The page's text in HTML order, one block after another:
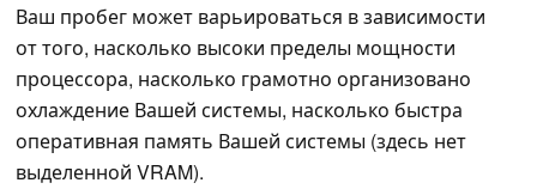
Ваш пробег может варьироваться в зависимости
от того, насколько высоки пределы мощности
процессора, насколько грамотно организовано
охлаждение Вашей системы, насколько быстра
оперативная память Вашей системы (здесь нет
выделенной VRAM).